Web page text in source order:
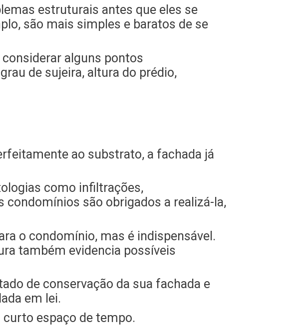
estruturais antes que eles se
são mais simples e baratos de se
alguns pontos
de sujeira, altura do prédio,
ao substrato, a fachada já
como infiltrações,
condomínios são obrigados a realizá-la,
o condomínio, mas é indispensável.
também evidencia possíveis
de conservação da sua fachada e
em lei.
espaço de tempo.